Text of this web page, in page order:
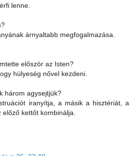
lenne.
árnyaltabb megfogalmazása.
először az Isten?
hülyeség nővel kezdeni.
három agysejtjük?
iranyítja, a másik a hisztériát, a
kettőt kombinálja.